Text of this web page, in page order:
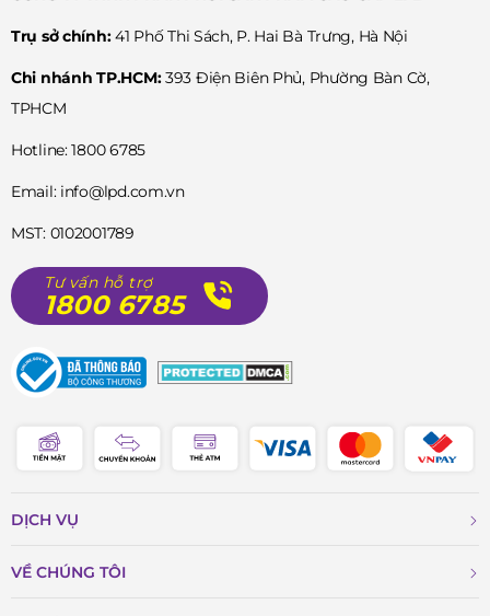
Xem thêm : Top 5 đồng hồ Seiko dạ quang trẻ trung n
ổi bật tại Galle Watch
Xem thêm :
hiệp đỉnh cao
Xem thêm :
SEIKO
Trụ sở chính:41 Phố Thi Sách, P. Hai Bà Trưng, Hà Nội
Chi nhánh TP.HCM:393 Điện Biên Phủ, Phường Bàn Cờ,
TPHCM
Hotline: 1800 6785
Email: info@lpd.com.vn
MST: 0102001789
Tư vấn hỗ trợ
1800 6785
DỊCH VỤ
VỀ CHÚNG TÔI